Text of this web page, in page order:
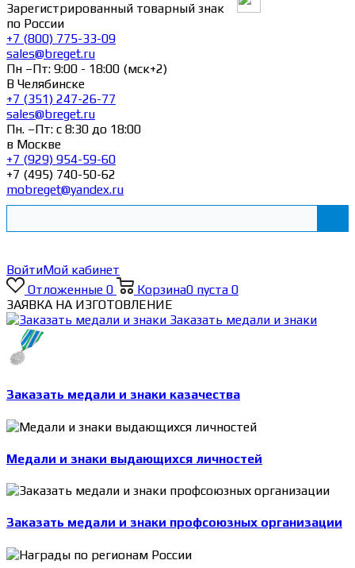
Зарегистрированный товарный знак
по России
+7 (800) 775-33-09
sales@breget.ru
Пн –Пт: 9:00 - 18:00 (мск+2)
В Челябинске
+7 (351) 247-26-77
sales@breget.ru
Пн. –Пт: с 8:30 до 18:00
в Москве
+7 (929) 954-59-60
+7 (495) 740-50-62
mobreget@yandex.ru
ВойтиМой кабинет
Отложенные 0 Корзина0 пуста 0
ЗАЯВКА НА ИЗГОТОВЛЕНИЕ
Заказать медали и знаки
Заказать медали и знаки казачества
Медали и знаки выдающихся личностей
Заказать медали и знаки профсоюзных организации